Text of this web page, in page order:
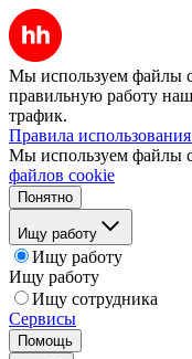
Мы используем файлы
правильную работу
трафик.
Правила
Мы используем файлы
файлов cookie
Понятно
Ищу работу
Ищу работу
Ищу работу
Ищу сотрудника
Сервисы
Помощь